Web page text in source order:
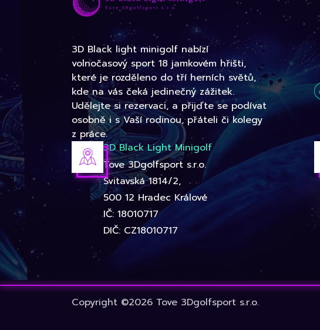
3D Black light minigolf nabízí
volnočasový sport 18 jamkovém hřišti,
které je rozděleno do tří herních světů,
kde na vás čeká jedinečný zážitek.
Udělejte si rezervaci, a přijďte se podívat
osobně i s Vaší rodinou, přáteli či kolegy
z práce.
3D Black Light Minigolf
Tove 3Dgolfsport s.r.o.
Svitavská 1814/2,
500 12 Hradec Králové
IČ: 18010717
DIČ: CZ18010717
Copyright ©2026 Tove 3Dgolfsport s.r.o.